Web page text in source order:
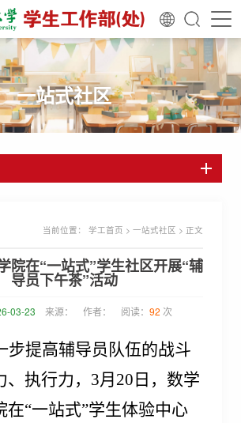
一站式社区
当前位置： 学工首页 > 一站式社区 > 正文
院在“一站式”学生社区开展“辅
导员下午茶”活动
03-23 来源： 作者： 阅读： 92 次
步提高辅导员队伍的战斗
执行力， 3月 20 日，数学
在“一站式”学生体验中心